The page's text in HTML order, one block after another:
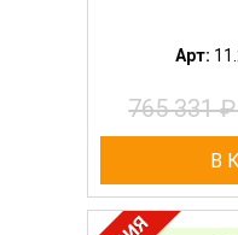
Арт:
765 331₽
В